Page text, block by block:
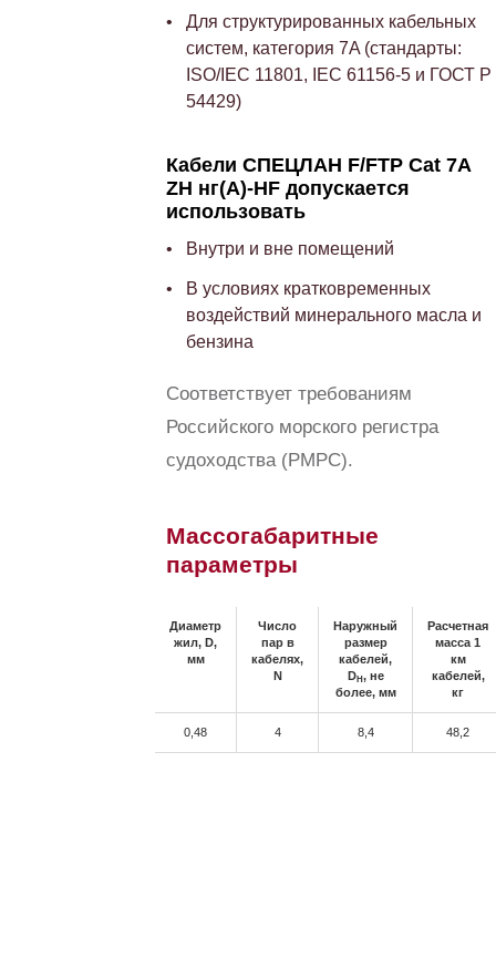
Для структурированных кабельных
систем, категория 7A (стандарты:
ISO/IEC 11801, IEC 61156-5 и ГОСТ Р
54429)
Кабели СПЕЦЛАН F/FTP Cat 7A
ZH нг(А)-HF допускается
использовать
Внутри и вне помещений
В условиях кратковременных
воздействий минерального масла и
бензина
Соответствует требованиям
Российского морского регистра
судоходства (РМРС).
Массогабаритные
параметры
Диаметр
жил, D,
мм
Число
пар в
кабелях,
N
Наружный
размер
кабелей,
DH, не
более, мм
Расчетная
масса 1
км
кабелей,
кг
0,48 4 8,4 48,2